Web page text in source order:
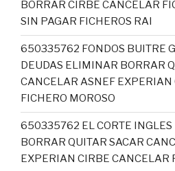
BORRAR CIRBE CANCELAR
SIN PAGAR FICHEROS RAI
650335762 FONDOS BUITRE
DEUDAS ELIMINAR BORRAR
CANCELAR ASNEF
FICHERO MOROSO
650335762 EL CORTE
BORRAR QUITAR SACAR
EXPERIAN CIRBE CANCELAR